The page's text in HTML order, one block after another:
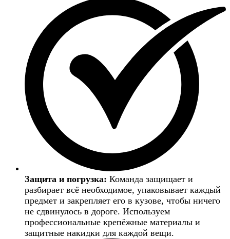
Защита и погрузка: Команда защищает и
разбирает всё необходимое, упаковывает каждый
предмет и закрепляет его в кузове, чтобы ничего
не сдвинулось в дороге. Используем
профессиональные крепёжные материалы и
защитные накидки для каждой вещи.